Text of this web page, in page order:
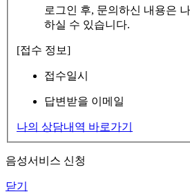
로그인 후, 문의하신 내용은
하실 수 있습니다.
[접수 정보]
접수일시
답변받을 이메일
나의 상담내역 바로가기
음성서비스 신청
닫기